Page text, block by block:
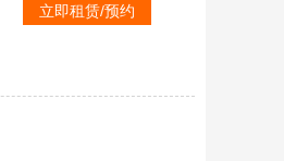
立即租赁/预约